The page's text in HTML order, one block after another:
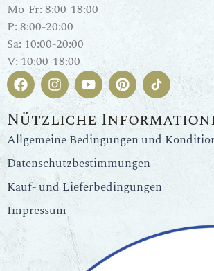
Mo-Fr: 8:00-18:00
P: 8:00-20:00
Sa: 10:00-20:00
V: 10:00-18:00
Nützliche
Allgemeine Bedingungen und
Datenschutzbestimmungen
Kauf- und Lieferbedingungen
Impressum